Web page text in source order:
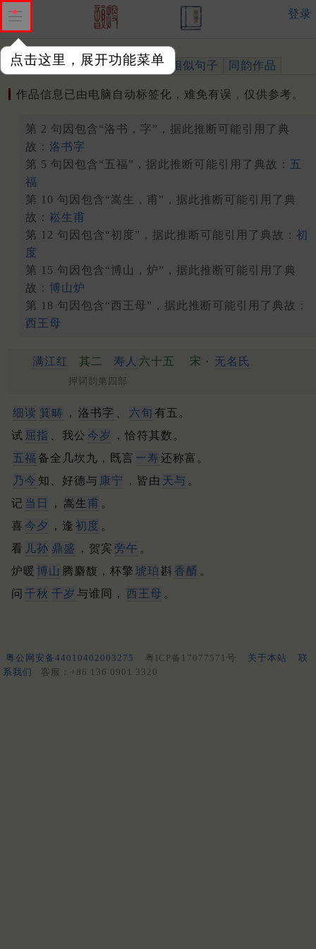
点击这里，展开功能菜单
登录
作品 标注四声 出处、引用 相似句子 同韵作品
作品信息已由电脑自动标签化，难免有误，仅供参考。
第 2 句因包含“洛书，字”，据此推断可能引用了典
故： 洛书字
第 5 句因包含“五福”，据此推断可能引用了典故： 五
福
第 10 句因包含“嵩生，甫”，据此推断可能引用了典
故： 崧生甫
第 12 句因包含“初度”，据此推断可能引用了典故： 初
度
第 15 句因包含“博山，炉”，据此推断可能引用了典
故： 博山炉
第 18 句因包含“西王母”，据此推断可能引用了典故：
西王母
满江红 其二 寿人 六十五 宋 · 无名氏
押词韵第四部
细读 箕畴 ， 洛书字 六旬 有五。
试 屈指 、我公 今岁
，恰符其数。
五福 备全几坎九，既言 一寿 还称富。
乃今 知、好德与 康宁 ，皆由 天与 。
记 当日 ， 嵩生甫 。
喜 今夕 ，逢 初度 。
看 儿孙 鼎盛 ，贺宾 旁午 。
炉暖 博山 腾麝馥，杯擎 琥珀 斟 香醑 。
问 千秋 千岁 与谁同， 西王母 。
粤公网安备44010402003275 粤ICP备17077571号 关于本站
联
系我们
客服：+86 136 0901 3320